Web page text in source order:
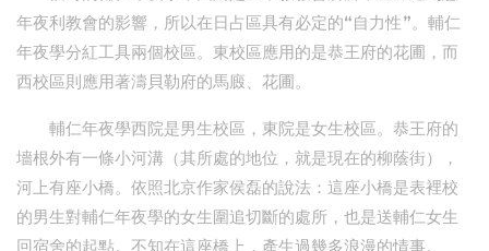
年夜利教會的影響，所以在日占區具有必定的“自力性”。輔仁
年夜學分紅工具兩個校區。東校區應用的是恭王府的花圃，而
西校區則應用著濤貝勒府的馬廄、花圃。
輔仁年夜學西院是男生校區，東院是女生校區。恭王府的
墻根外有一條小河溝（其所處的地位，就是現在的柳蔭街），
河上有座小橋。依照北京作家侯磊的說法：這座小橋是表裡校
的男生對輔仁年夜學的女生圍追切斷的處所，也是送輔仁女生